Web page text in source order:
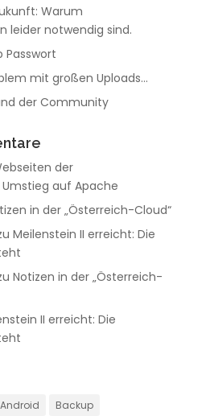
Warum
leider notwendig sind.
Passwort
mit großen Uploads…
der Community
der
auf Apache
in der „Österreich-Cloud“
Meilenstein II erreicht: Die
Notizen in der „Österreich-
II erreicht: Die
Android
Backup